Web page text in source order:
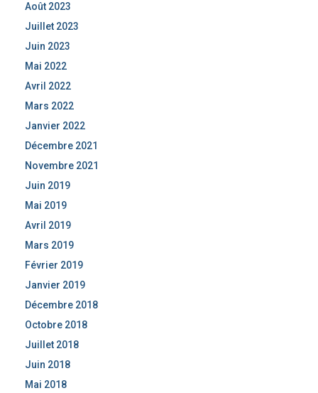
Août 2023
Juillet 2023
Juin 2023
Mai 2022
Avril 2022
Mars 2022
Janvier 2022
Décembre 2021
Novembre 2021
Juin 2019
Mai 2019
Avril 2019
Mars 2019
Février 2019
Janvier 2019
Décembre 2018
Octobre 2018
Juillet 2018
Juin 2018
Mai 2018